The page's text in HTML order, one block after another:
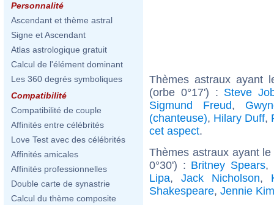
Personnalité
Ascendant et thème astral
Signe et Ascendant
Atlas astrologique gratuit
Calcul de l'élément dominant
Les 360 degrés symboliques
Compatibilité
Compatibilité de couple
Affinités entre célébrités
Love Test avec des célébrités
Affinités amicales
Affinités professionnelles
Double carte de synastrie
Calcul du thème composite
Thèmes astraux ayant
(orbe 0°17') : Steve
Sigmund Freud,
(chanteuse), Hilary Duff,
cet aspect.
Thèmes astraux ayant
0°30') : Britney Spears,
Lipa,Jack Nicholson,
Shakespeare, Jennie Kim